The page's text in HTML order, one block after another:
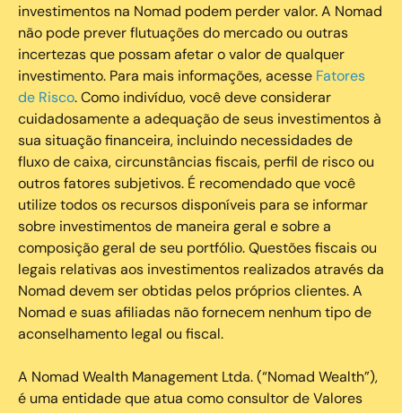
investimentos na Nomad podem perder valor. A Nomad
não pode prever flutuações do mercado ou outras
incertezas que possam afetar o valor de qualquer
investimento. Para mais informações, acesse Fatores
de Risco. Como indivíduo, você deve considerar
cuidadosamente a adequação de seus investimentos à
sua situação financeira, incluindo necessidades de
fluxo de caixa, circunstâncias fiscais, perfil de risco ou
outros fatores subjetivos. É recomendado que você
utilize todos os recursos disponíveis para se informar
sobre investimentos de maneira geral e sobre a
composição geral de seu portfólio. Questões fiscais ou
legais relativas aos investimentos realizados através da
Nomad devem ser obtidas pelos próprios clientes. A
Nomad e suas afiliadas não fornecem nenhum tipo de
aconselhamento legal ou fiscal.
A Nomad Wealth Management Ltda. (“Nomad Wealth”),
é uma entidade que atua como consultor de Valores